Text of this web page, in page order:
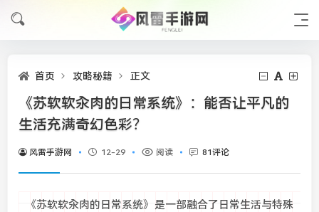
首页 攻略秘籍 正文
《苏软软汆肉的日常系统》：能否让平凡的
生活充满奇幻色彩？
风雷手游网 12-29 阅读 81评论
《苏软软汆肉的日常系统》是一部融合了日常生活与特殊